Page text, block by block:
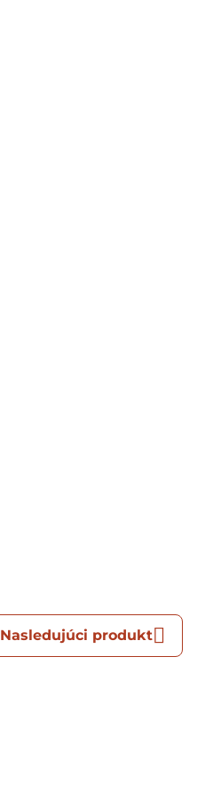
Nasledujúci produkt